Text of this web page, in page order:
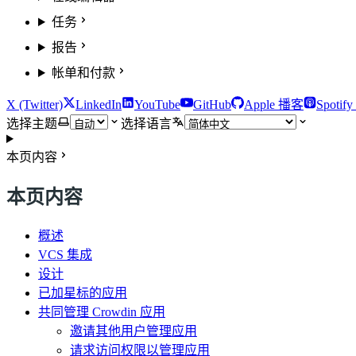
任务
报告
帐单和付款
X (Twitter) LinkedIn YouTube GitHub Apple 播客
选择主题
选择语言
本页内容
本页内容
概述
VCS 集成
设计
已加星标的应用
共同管理 Crowdin 应用
邀请其他用户管理应用
请求访问权限以管理应用